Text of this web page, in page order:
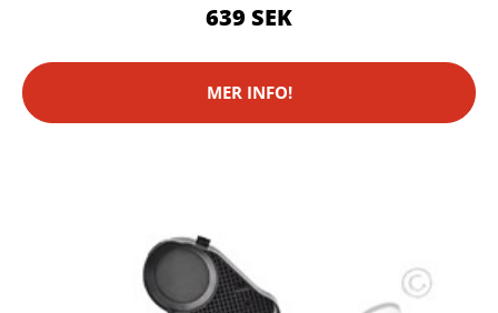
639 SEK
MER INFO!